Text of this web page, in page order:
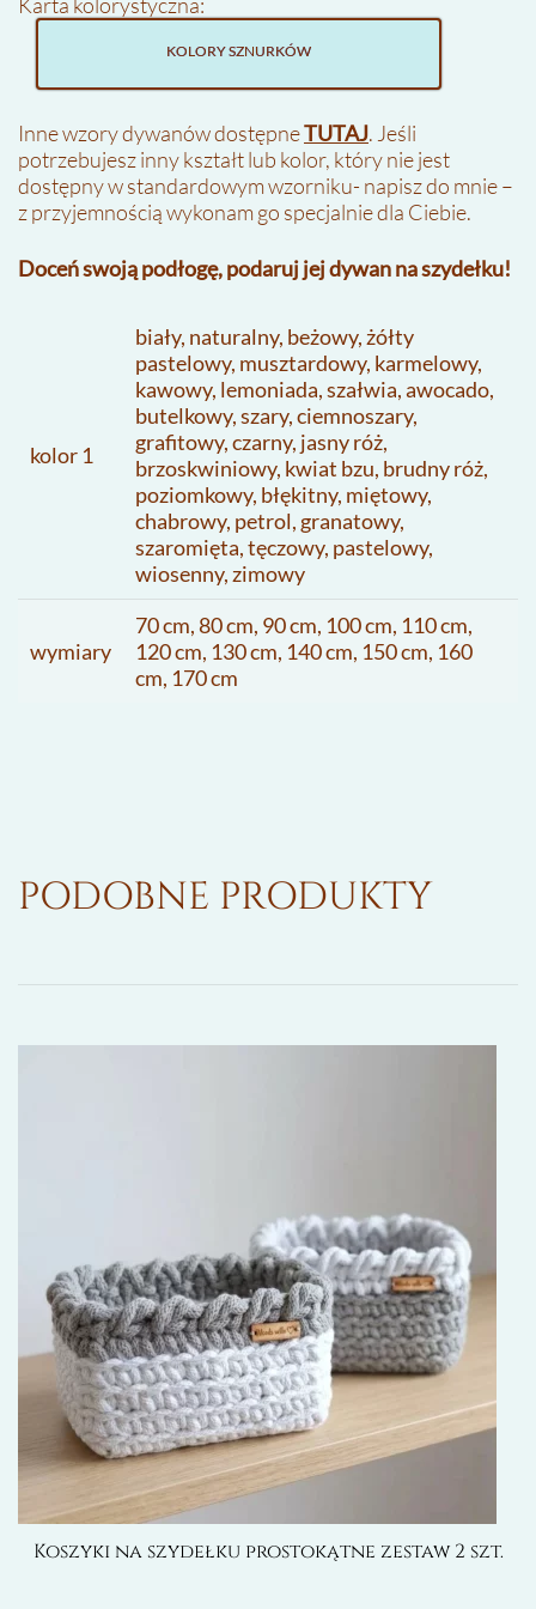
KOLORY SZNURKÓW
Inne wzory dywanów dostępneTUTAJ. Jeśli
potrzebujesz inny kształt lub kolor, który nie jest
dostępny w standardowym wzorniku- napisz do mnie –
z przyjemnością wykonam go specjalnie dla Ciebie.
Doceń swoją podłogę, podaruj jej dywan na szydełku!
kolor 1
biały, naturalny, beżowy, żółty
pastelowy, musztardowy, karmelowy,
kawowy, lemoniada, szałwia, awocado,
butelkowy, szary, ciemnoszary,
grafitowy, czarny, jasny róż,
brzoskwiniowy, kwiat bzu, brudny róż,
poziomkowy, błękitny, miętowy,
chabrowy, petrol, granatowy,
szaromięta, tęczowy, pastelowy,
wiosenny, zimowy
wymiary
70 cm, 80 cm, 90 cm, 100 cm, 110 cm,
120 cm, 130 cm, 140 cm, 150 cm, 160
cm, 170 cm
PODOBNE PRODUKTY
Koszyki na szydełku prostokątne zestaw 2 szt.